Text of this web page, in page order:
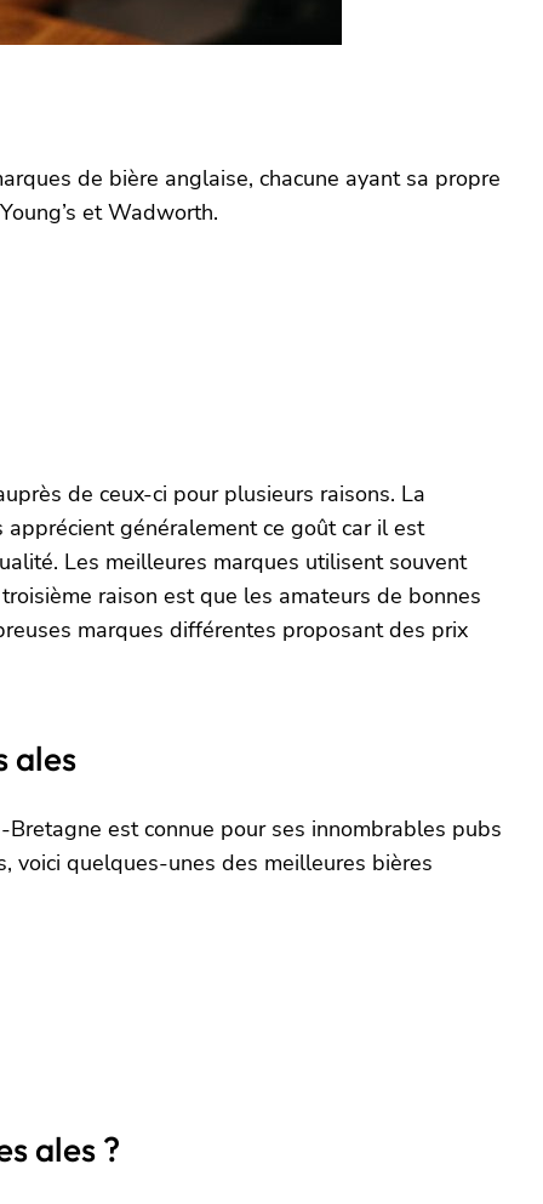
de bière anglaise, chacune ayant sa propre
et Wadworth.
de ceux-ci pour plusieurs raisons. La
généralement ce goût car il est
Les meilleures marques utilisent souvent
raison est que les amateurs de bonnes
marques différentes proposant des prix
ales
est connue pour ses innombrables pubs
voici quelques-unes des meilleures bières
ales ?